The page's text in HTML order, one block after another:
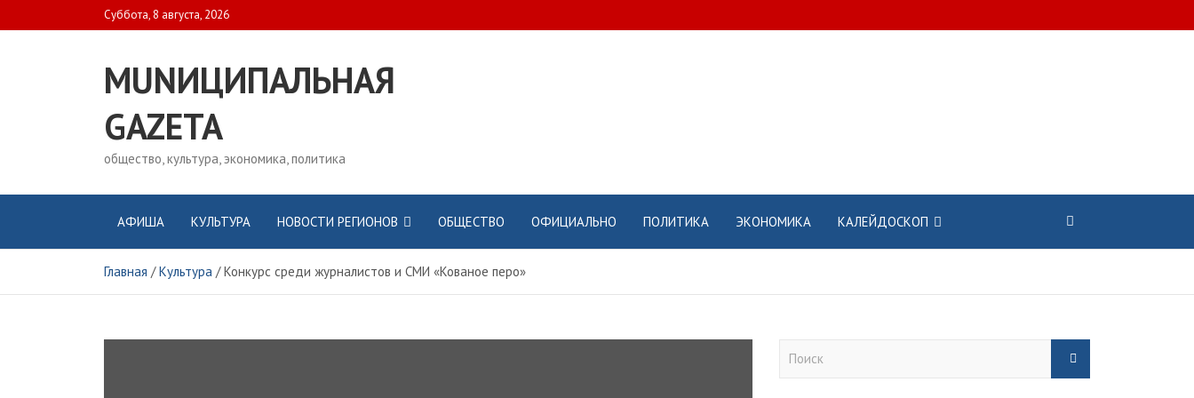
to
Суббота, 8 августа, 2026
MUNИЦИПАЛЬНАЯ
GAZЕТА
общество, культура, экономика, политика
АФИША КУЛЬТУРА НОВОСТИ РЕГИОНОВ ОБЩЕСТВО ОФИЦИАЛЬНО ПОЛИТИКА ЭКОНОМИКА КАЛЕЙДОСКОП
Главная Культура Конкурс среди журналистов и СМИ «Кованое перо»